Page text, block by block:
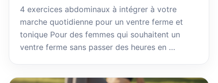
4 exercices abdominaux à intégrer à votre
marche quotidienne pour un ventre ferme et
tonique Pour des femmes qui souhaitent un
ventre ferme sans passer des heures en …